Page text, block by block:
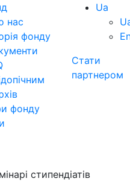
нас
фонду
фонду
Ua
Стати
партнером
стипендіатів